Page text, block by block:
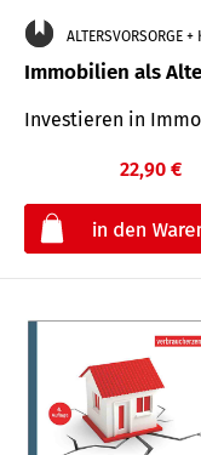
ALTERSVORSORGE
Immobilien als
Investieren in
22,90 €